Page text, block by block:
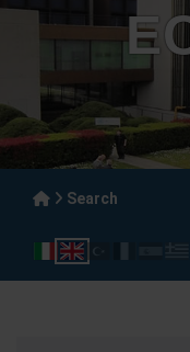
Search